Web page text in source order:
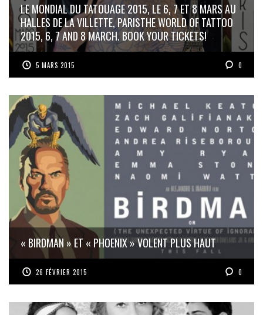
LE MONDIAL DU TATOUAGE 2015, LE 6, 7 ET 8 MARS AU
HALLES DE LA VILLETTE, PARISTHE WORLD OF TATTOO
2015, 6, 7 AND 8 MARCH. BOOK YOUR TICKETS!
5 MARS 2015 0
« BIRDMAN » ET « PHOENIX » VOLENT PLUS HAUT
26 FÉVRIER 2015 0